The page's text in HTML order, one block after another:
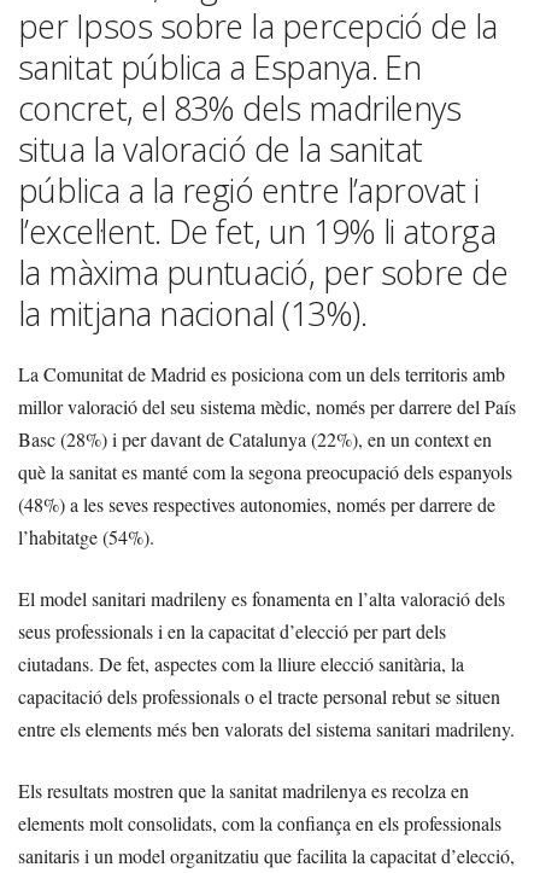
per Ipsos sobre la percepció de la
sanitat pública a Espanya. En
concret, el 83% dels madrilenys
situa la valoració de la sanitat
pública a la regió entre l’aprovat i
l’excel·lent. De fet, un 19% li atorga
la màxima puntuació, per sobre de
la mitjana nacional (13%).
La Comunitat de Madrid es posiciona com un dels territoris amb
millor valoració del seu sistema mèdic, només per darrere del País
Basc (28%) i per davant de Catalunya (22%), en un context en
què la sanitat es manté com la segona preocupació dels espanyols
(48%) a les seves respectives autonomies, només per darrere de
l’habitatge (54%).
El model sanitari madrileny es fonamenta en l’alta valoració dels
seus professionals i en la capacitat d’elecció per part dels
ciutadans. De fet, aspectes com la lliure elecció sanitària, la
capacitació dels professionals o el tracte personal rebut se situen
entre els elements més ben valorats del sistema sanitari madrileny.
Els resultats mostren que la sanitat madrilenya es recolza en
elements molt consolidats, com la confiança en els professionals
sanitaris i un model organitzatiu que facilita la capacitat d’elecció,